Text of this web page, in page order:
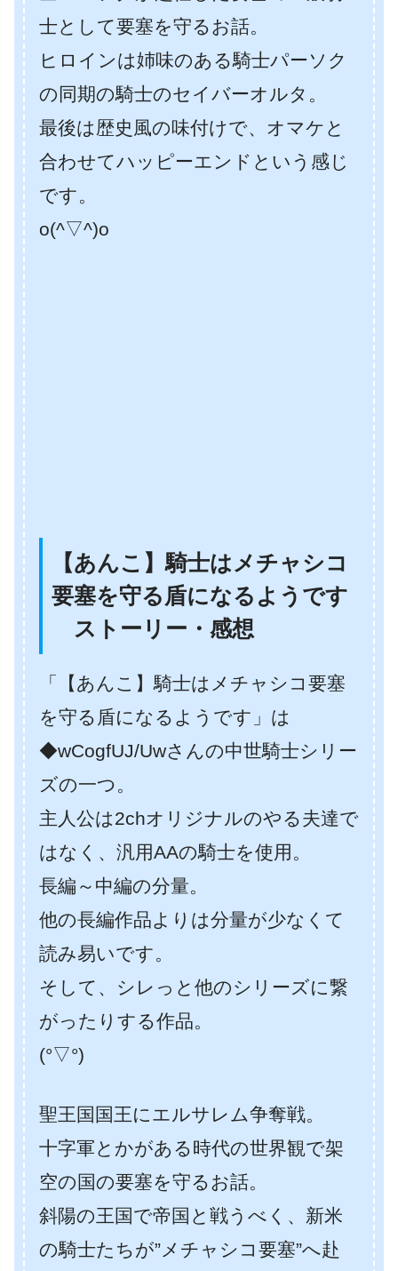
士として要塞を守るお話。
ヒロインは姉味のある騎士パーソク
の同期の騎士のセイバーオルタ。
最後は歴史風の味付けで、オマケと
合わせてハッピーエンドという感じ
です。
o(^▽^)o
【あんこ】騎士はメチャシコ
要塞を守る盾になるようです
ストーリー・感想
「【あんこ】騎士はメチャシコ要塞
を守る盾になるようです」は
◆wCogfUJ/Uwさんの中世騎士シリー
ズの一つ。
主人公は2chオリジナルのやる夫達で
はなく、汎用AAの騎士を使用。
長編～中編の分量。
他の長編作品よりは分量が少なくて
読み易いです。
そして、シレっと他のシリーズに繋
がったりする作品。
(°▽°)
聖王国国王にエルサレム争奪戦。
十字軍とかがある時代の世界観で架
空の国の要塞を守るお話。
斜陽の王国で帝国と戦うべく、新米
の騎士たちが”メチャシコ要塞”へ赴